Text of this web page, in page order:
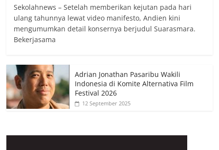
Sekolahnews – Setelah memberikan kejutan pada hari
ulang tahunnya lewat video manifesto, Andien kini
mengumumkan detail konsernya berjudul Suarasmara.
Bekerjasama
Adrian Jonathan Pasaribu Wakili
Indonesia di Komite Alternativa Film
Festival 2026
12 September 2025